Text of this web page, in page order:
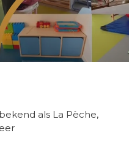
als La Pèche,